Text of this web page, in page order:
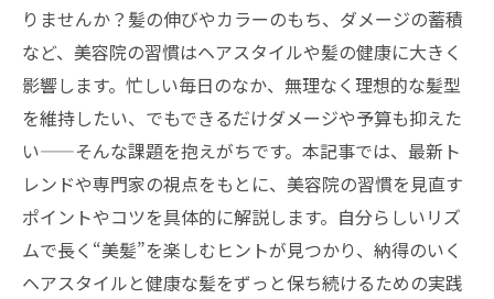
りませんか？髪の伸びやカラーのもち、ダメージの蓄積
など、美容院の習慣はヘアスタイルや髪の健康に大きく
影響します。忙しい毎日のなか、無理なく理想的な髪型
を維持したい、でもできるだけダメージや予算も抑えた
い——そんな課題を抱えがちです。本記事では、最新ト
レンドや専門家の視点をもとに、美容院の習慣を見直す
ポイントやコツを具体的に解説します。自分らしいリズ
ムで長く“美髪”を楽しむヒントが見つかり、納得のいく
ヘアスタイルと健康な髪をずっと保ち続けるための実践